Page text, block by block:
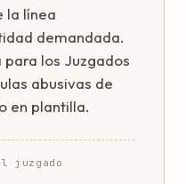
la línea
demandada.
los Juzgados
abusivas de
en plantilla.
juzgado